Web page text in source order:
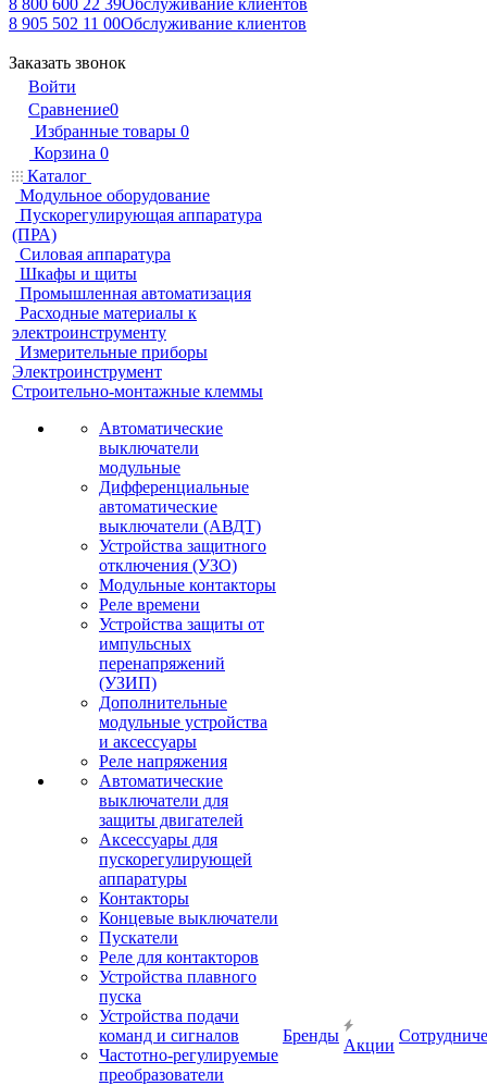
8 800 600 22 39Обслуживание клиентов
8 905 502 11 00Обслуживание клиентов
Заказать звонок
Войти
Сравнение0
Избранные товары 0
Корзина 0
Каталог
Модульное оборудование
Пускорегулирующая аппаратура
(ПРА)
Силовая аппаратура
Шкафы и щиты
Промышленная автоматизация
Расходные материалы к
электроинструменту
Измерительные приборы
Электроинструмент
Строительно-монтажные клеммы
Автоматические
выключатели
модульные
Дифференциальные
автоматические
выключатели (АВДТ)
Устройства защитного
отключения (УЗО)
Модульные контакторы
Реле времени
Устройства защиты от
импульсных
перенапряжений
(УЗИП)
Дополнительные
модульные устройства
и аксессуары
Реле напряжения
Автоматические
выключатели для
защиты двигателей
Аксессуары для
пускорегулирующей
аппаратуры
Контакторы
Концевые выключатели
Пускатели
Реле для контакторов
Устройства плавного
пуска
Устройства подачи
команд и сигналов
Частотно-регулируемые
преобразователи
Бренды
Акции